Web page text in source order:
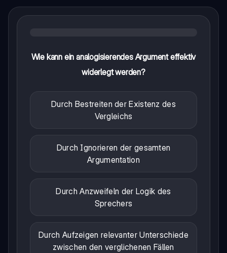
Wie kann ein analogisierendes Argument effektiv
widerlegt werden?
Durch Bestreiten der Existenz des
Vergleichs
Durch Ignorieren der gesamten
Argumentation
Durch Anzweifeln der Logik des
Sprechers
Durch Aufzeigen relevanter Unterschiede
zwischen den verglichenen Fällen